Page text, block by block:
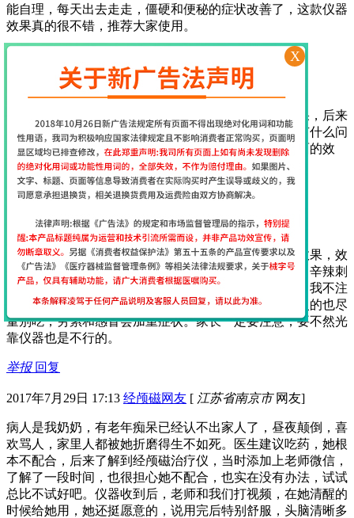
能自理，每天出去走走，僵硬和便秘的症状改善了，这款仪器
效果真的很不错，推荐大家使用。
2017年7月29日 17:13 经颅磁网友 [江苏省南京市
一开始使用这个仪器还挺担心的，担心不会用没有效果，后来
收到货后老师第一时间就给出了指导，服务很周到，有什么问
题老师也会第一时间回复，很贴心，坚持使用期待后面的效
果…
举报 回复
2017年7月12日 9:35经颅磁网友 [江苏省南京市网友]
我给我家大儿子用经颅磁刺激仪15天了能看到明显的效果，效
果真的很好，作为父母在饮食上要给孩子注意，油炸、辛辣刺
激的不能吃，巧克力、可乐不能喝，喝了会加重症状！我不注
意给孩子喝了，吃过亏了，膨化食品以及牛羊肉等上火的也尽
量别吃，劳累和感冒会加重症状。家长一定要注意，要不然光
靠仪器也是不行的。
举报 回复
2017年7月29日 17:13 经颅磁网友 [ 江苏省南京市网友]
病人是我奶奶，有老年痴呆已经认不出家人了，昼夜颠倒，喜
欢骂人，家里人都被她折磨得生不如死。医生建议吃药，她根
本不配合，后来了解到经颅磁治疗仪，当时添加上老师微信，
了解了一段时间，也很担心她不配合，也实在没有办法，试试
总比不试好吧。仪器收到后，老师和我们打视频，在她清醒的
时候给她用，她还挺愿意的，说用完后特别舒服，头脑清晰多
X